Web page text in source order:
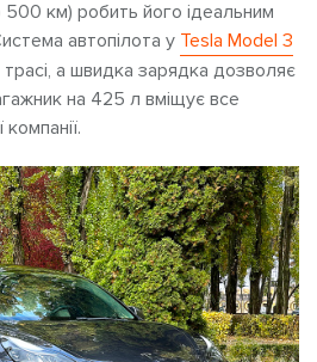
км) робить його ідеальним
автопілота у Tesla Model 3
а швидка зарядка дозволяє
на 425 л вміщує все